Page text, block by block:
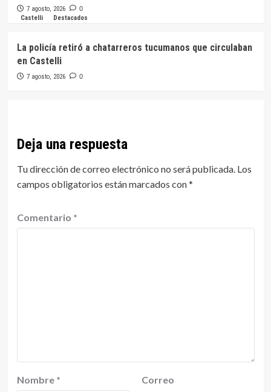
7 agosto, 2026 0
Castelli Destacados
La policía retiró a chatarreros tucumanos que circulaban
en Castelli
7 agosto, 2026 0
Deja una respuesta
Tu dirección de correo electrónico no será publicada. Los
campos obligatorios están marcados con*
Comentario *
Nombre *
Correo